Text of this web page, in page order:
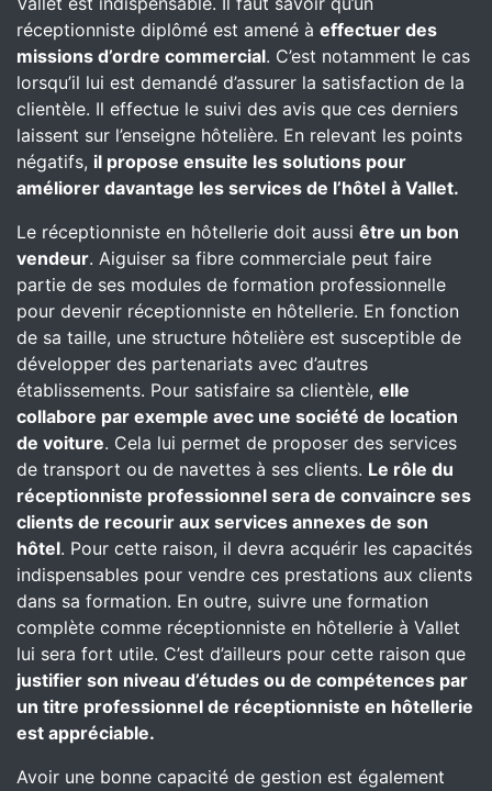
réceptionniste diplômé est amené à effectuer des
missions d’ordre commercial. C’est notamment le cas
lorsqu’il lui est demandé d’assurer la satisfaction de la
clientèle. Il effectue le suivi des avis que ces derniers
laissent sur l’enseigne hôtelière. En relevant les points
négatifs, il propose ensuite les solutions pour
améliorer davantage les services de l’hôtel à Vallet.
Le réceptionniste en hôtellerie doit aussi être un bon
vendeur. Aiguiser sa fibre commerciale peut faire
partie de ses modules de formation professionnelle
pour devenir réceptionniste en hôtellerie. En fonction
de sa taille, une structure hôtelière est susceptible de
développer des partenariats avec d’autres
établissements. Pour satisfaire sa clientèle, elle
collabore par exemple avec une société de location
de voiture. Cela lui permet de proposer des services
de transport ou de navettes à ses clients. Le rôle du
réceptionniste professionnel sera de convaincre ses
clients de recourir aux services annexes de son
hôtel. Pour cette raison, il devra acquérir les capacités
indispensables pour vendre ces prestations aux clients
dans sa formation. En outre, suivre une formation
complète comme réceptionniste en hôtellerie à Vallet
lui sera fort utile. C’est d’ailleurs pour cette raison que
justifier son niveau d’études ou de compétences par
un titre professionnel de réceptionniste en hôtellerie
est appréciable.
Avoir une bonne capacité de gestion est également